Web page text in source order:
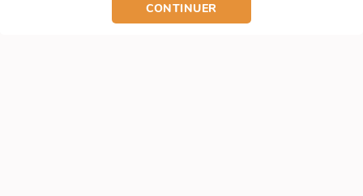
CONTINUER